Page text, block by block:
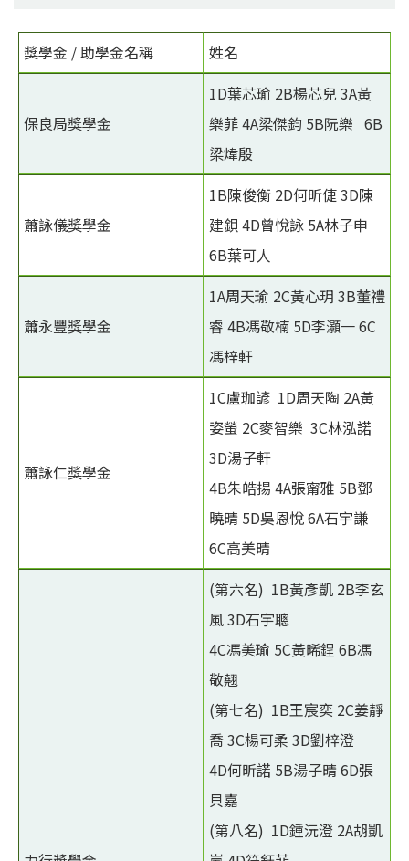
獎學金 / 助學金名稱 姓名
保良局獎學金
1D葉芯瑜 2B楊芯兒 3A黃
樂菲 4A梁傑鈞 5B阮樂 6B
梁煒殷
蕭詠儀獎學金
1B陳俊衡 2D何昕倢 3D陳
建鋇 4D曾悅詠 5A林子申
6B葉可人
蕭永豐獎學金
1A周天瑜 2C黃心玥 3B董禮
睿 4B馮敬楠 5D李灝一 6C
馮梓軒
蕭詠仁獎學金
1C盧珈諺 1D周天陶 2A黃
姿螢 2C麥智樂 3C林泓諾
3D湯子軒
4B朱皓揚 4A張甯雅 5B鄧
曉晴 5D吳恩悅 6A石宇謙
6C高美晴
(第六名) 1B黃彥凱 2B李玄
風 3D石宇聰
4C馮美瑜 5C黃晞鋥 6B馮
敬翹
(第七名) 1B王宸奕 2C姜靜
喬 3C楊可柔 3D劉梓澄
4D何昕諾 5B湯子晴 6D張
貝嘉
(第八名) 1D鍾沅澄 2A胡凱